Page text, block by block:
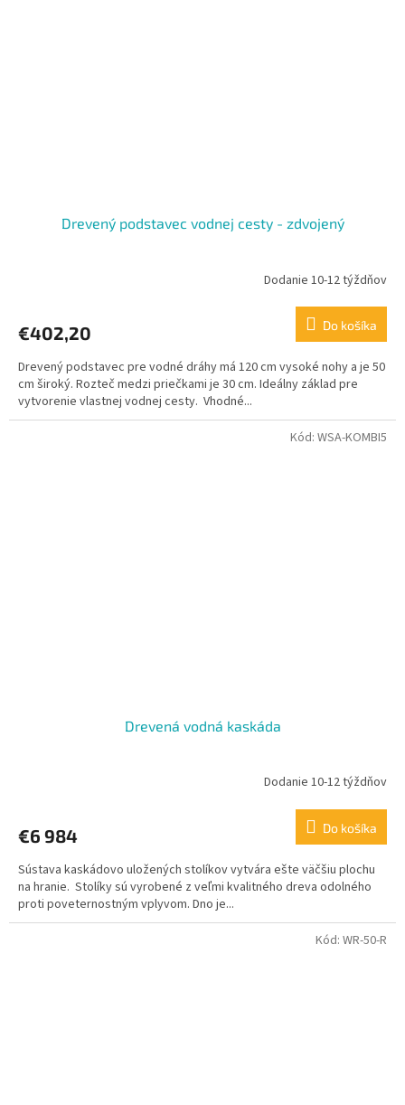
Drevený podstavec vodnej cesty - zdvojený
Dodanie 10-12 týždňov
€402,20 Do košíka
Drevený podstavec pre vodné dráhy má 120 cm vysoké nohy a je 50
cm široký. Rozteč medzi priečkami je 30 cm. Ideálny základ pre
vytvorenie vlastnej vodnej cesty. Vhodné...
Drevená vodná kaskáda
Dodanie 10-12 týždňov
€6 984 Do košíka
Sústava kaskádovo uložených stolíkov vytvára ešte väčšiu plochu
na hranie. Stolíky sú vyrobené z veľmi kvalitného dreva odolného
proti poveternostným vplyvom. Dno je...
Kód: WSA-KOMBI5
Kód: WR-50-R